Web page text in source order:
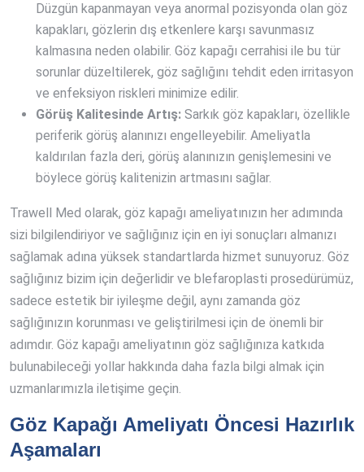
Düzgün kapanmayan veya anormal pozisyonda olan göz
kapakları, gözlerin dış etkenlere karşı savunmasız
kalmasına neden olabilir. Göz kapağı cerrahisi ile bu tür
sorunlar düzeltilerek, göz sağlığını tehdit eden irritasyon
ve enfeksiyon riskleri minimize edilir.
Görüş Kalitesinde Artış: Sarkık göz kapakları, özellikle
periferik görüş alanınızı engelleyebilir. Ameliyatla
kaldırılan fazla deri, görüş alanınızın genişlemesini ve
böylece görüş kalitenizin artmasını sağlar.
Trawell Med olarak, göz kapağı ameliyatınızın her adımında
sizi bilgilendiriyor ve sağlığınız için en iyi sonuçları almanızı
sağlamak adına yüksek standartlarda hizmet sunuyoruz. Göz
sağlığınız bizim için değerlidir ve blefaroplasti prosedürümüz,
sadece estetik bir iyileşme değil, aynı zamanda göz
sağlığınızın korunması ve geliştirilmesi için de önemli bir
adımdır. Göz kapağı ameliyatının göz sağlığınıza katkıda
bulunabileceği yollar hakkında daha fazla bilgi almak için
uzmanlarımızla iletişime geçin.
Göz Kapağı Ameliyatı Öncesi Hazırlık
Aşamaları